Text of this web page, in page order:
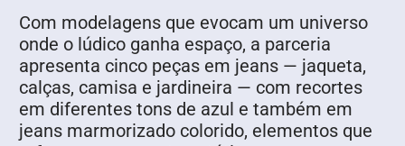
Com modelagens que evocam um universo
onde o lúdico ganha espaço, a parceria
apresenta cinco peças em jeans — jaqueta,
calças, camisa e jardineira — com recortes
em diferentes tons de azul e também em
jeans marmorizado colorido, elementos que